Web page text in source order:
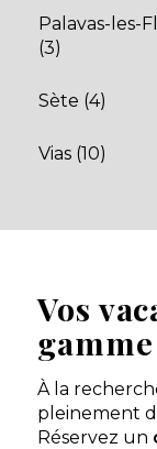
Vos
À la
pleinement
Réservez un
Mobil-home
personnes -
Palavas-les-
(3)
Sète (4)
Vias (10)